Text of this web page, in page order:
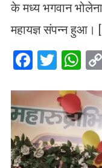
के मध्य भगवान
महायज्ञ संपन्न हुआ।